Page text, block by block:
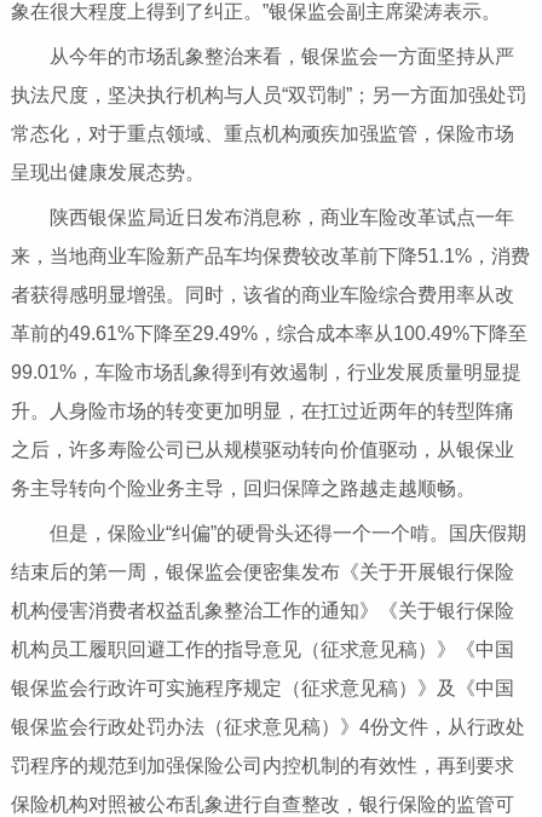
象在很大程度上得到了纠正。”银保监会副主席梁涛表示。
从今年的市场乱象整治来看，银保监会一方面坚持从严
执法尺度，坚决执行机构与人员“双罚制”；另一方面加强处罚
常态化，对于重点领域、重点机构顽疾加强监管，保险市场
呈现出健康发展态势。
陕西银保监局近日发布消息称，商业车险改革试点一年
来，当地商业车险新产品车均保费较改革前下降51.1%，消费
者获得感明显增强。同时，该省的商业车险综合费用率从改
革前的49.61%下降至29.49%，综合成本率从100.49%下降至
99.01%，车险市场乱象得到有效遏制，行业发展质量明显提
升。人身险市场的转变更加明显，在扛过近两年的转型阵痛
之后，许多寿险公司已从规模驱动转向价值驱动，从银保业
务主导转向个险业务主导，回归保障之路越走越顺畅。
但是，保险业“纠偏”的硬骨头还得一个一个啃。国庆假期
结束后的第一周，银保监会便密集发布《关于开展银行保险
机构侵害消费者权益乱象整治工作的通知》《关于银行保险
机构员工履职回避工作的指导意见（征求意见稿）》《中国
银保监会行政许可实施程序规定（征求意见稿）》及《中国
银保监会行政处罚办法（征求意见稿）》4份文件，从行政处
罚程序的规范到加强保险公司内控机制的有效性，再到要求
保险机构对照被公布乱象进行自查整改，银行保险的监管可